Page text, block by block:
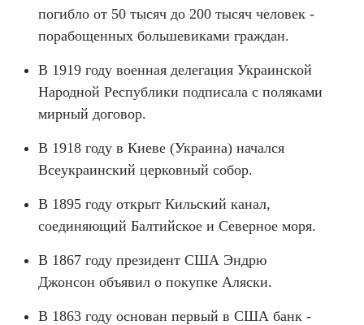
погибло от 50 тысяч до 200 тысяч человек -
порабощенных большевиками граждан.
В 1919 году военная делегация Украинской
Народной Республики подписала с поляками
мирный договор.
В 1918 году в Киеве (Украина) начался
Всеукраинский церковный собор.
В 1895 году открыт Кильский канал,
соединяющий Балтийское и Северное моря.
В 1867 году президент США Эндрю
Джонсон объявил о покупке Аляски.
В 1863 году основан первый в США банк -